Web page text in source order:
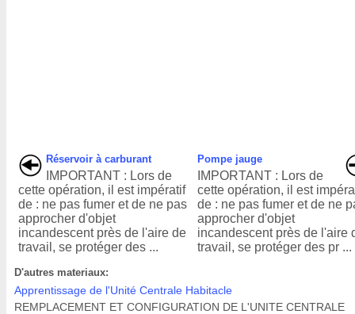
Réservoir à carburant
IMPORTANT : Lors de
cette opération, il est impératif
de : ne pas fumer et de ne pas
approcher d'objet
incandescent près de l'aire de
travail, se protéger des ...
Pompe jauge
IMPORTANT : Lors de
cette opération, il est
de : ne pas fumer et de ne
approcher d'objet
incandescent près de l'aire
travail, se protéger des pr ...
D'autres materiaux:
Apprentissage de l'Unité Centrale Habitacle
REMPLACEMENT ET CONFIGURATION DE L'UNITE CENTRALE